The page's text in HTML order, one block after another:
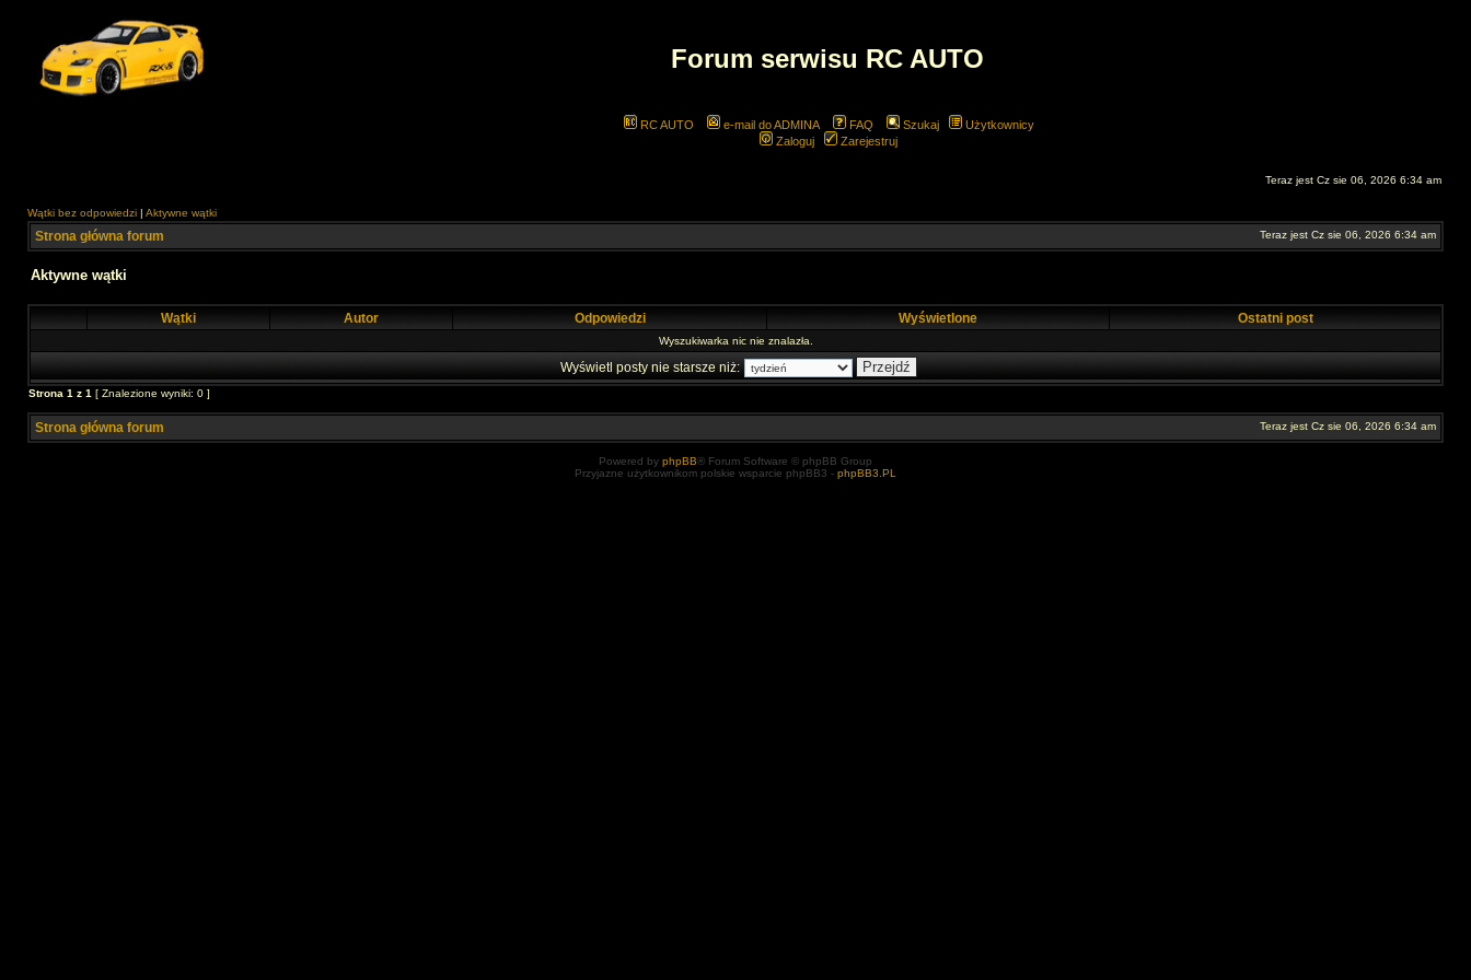
Forum serwisu RC AUTO
RC AUTO e-mail do ADMINA FAQ Szukaj
Użytkownicy
Zaloguj
Zarejestruj
Teraz jest Cz sie 06, 2026 6:34 am
Wątki bez odpowiedzi | Aktywne wątki
Strona główna forum Teraz jest Cz sie 06, 2026 6:34 am
Aktywne wątki
Wątki Autor Odpowiedzi Wyświetlone Ostatni post
Wyszukiwarka nic nie znalazła.
Wyświetl posty nie starsze niż:
Strona 1 z 1 [ Znalezione wyniki: 0 ]
Strona główna forum Teraz jest Cz sie 06, 2026 6:34 am
Powered by phpBB® Forum Software © phpBB Group
Przyjazne użytkownikom polskie wsparcie phpBB3 - phpBB3.PL